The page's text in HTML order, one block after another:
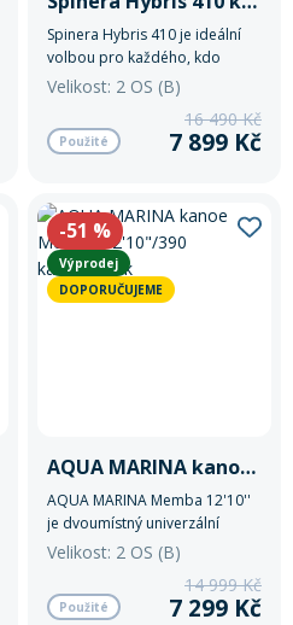
Spinera Hybris 410 je ideální
volbou pro každého, kdo
hledá spolehlivý, odolný a
stabilní kajak pro všechny typy
vodních dobrodružství.
Velikost: 2 OS (B)
Použité
16 490 Kč
7 899 Kč
-51 %
Výprodej
DOPORUČUJEME
AQUA MARINA kanoe Memba 12'10"/390 kanoe/kajak
AQUA MARINA Memba 12'10''
je dvoumístný univerzální
nafukovací kajak s nosností do
Velikost: 2 OS (B)
Použité
14 999 Kč
7 299 Kč